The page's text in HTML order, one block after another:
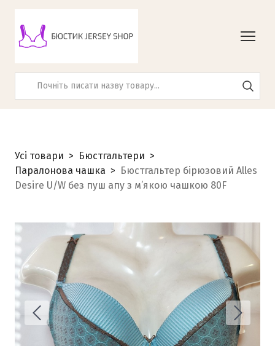
Усі товари
Бюстгальтери
Паралонова чашка
Бюстгальтер бірюзовий Alles
Desire U/W без пуш апу з м’якою чашкою 80F